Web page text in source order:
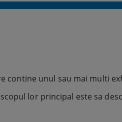
contine unul sau mai multi
lor principal este sa